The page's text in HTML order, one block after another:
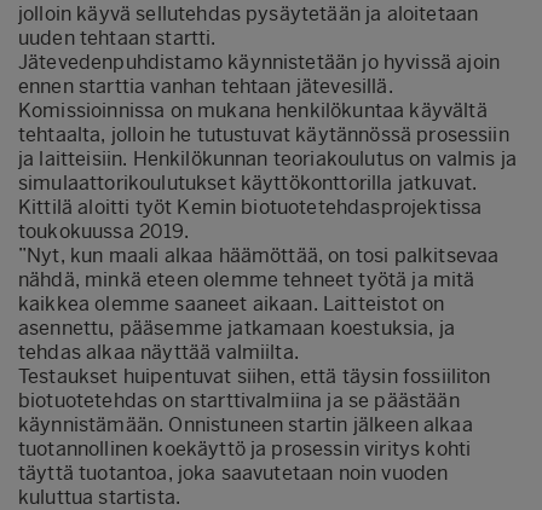
jolloin käyvä sellutehdas pysäytetään ja aloitetaan
uuden tehtaan startti.
Jätevedenpuhdistamo käynnistetään jo hyvissä ajoin
ennen starttia vanhan tehtaan jätevesillä.
Komissioinnissa on mukana henkilökuntaa käyvältä
tehtaalta, jolloin he tutustuvat käytännössä prosessiin
ja laitteisiin. Henkilökunnan teoriakoulutus on valmis ja
simulaattorikoulutukset käyttökonttorilla jatkuvat.
Kittilä aloitti työt Kemin biotuotetehdasprojektissa
toukokuussa 2019.
”Nyt, kun maali alkaa häämöttää, on tosi palkitsevaa
nähdä, minkä eteen olemme tehneet työtä ja mitä
kaikkea olemme saaneet aikaan. Laitteistot on
asennettu, pääsemme jatkamaan koestuksia, ja
tehdas alkaa näyttää valmiilta.
Testaukset huipentuvat siihen, että täysin fossiiliton
biotuotetehdas on starttivalmiina ja se päästään
käynnistämään. Onnistuneen startin jälkeen alkaa
tuotannollinen koekäyttö ja prosessin viritys kohti
täyttä tuotantoa, joka saavutetaan noin vuoden
kuluttua startista.